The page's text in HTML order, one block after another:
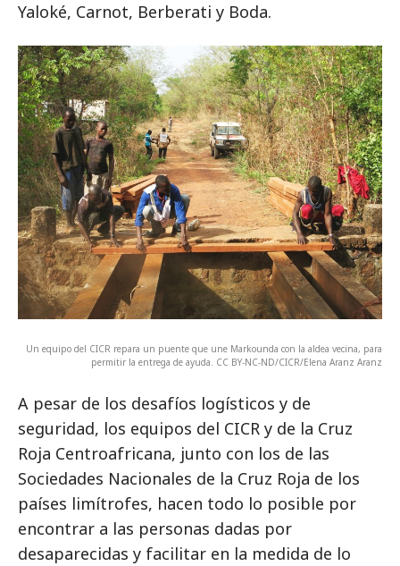
Yaloké, Carnot, Berberati y Boda.
Un equipo del CICR repara un puente que une Markounda con la aldea vecina, para
permitir la entrega de ayuda. CC BY-NC-ND/CICR/Elena Aranz Aranz
A pesar de los desafíos logísticos y de
seguridad, los equipos del CICR y de la Cruz
Roja Centroafricana, junto con los de las
Sociedades Nacionales de la Cruz Roja de los
países limítrofes, hacen todo lo posible por
encontrar a las personas dadas por
desaparecidas y facilitar en la medida de lo